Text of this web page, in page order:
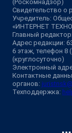
(Роскомнадзор)
Свидетельство о
Учредитель:
«ИНТЕРНЕТ
Главный
Адрес редакции:
6 этаж, телефон 8
(круглосуточно)
Электронный
Контактные
органов:
Техподдержка: